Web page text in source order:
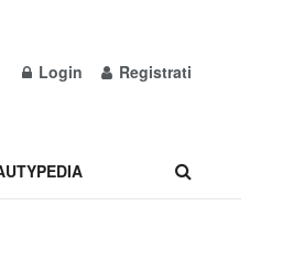
Login Registrati